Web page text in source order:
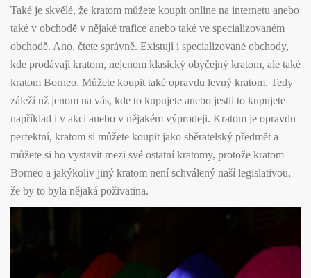
Také je skvělé, že kratom můžete koupit online na internetu anebo
také v obchodě v nějaké trafice anebo také ve specializovaném
obchodě. Ano, čtete správně. Existují i specializované obchody,
kde prodávají kratom, nejenom klasický obyčejný kratom, ale také
kratom Borneo. Můžete koupit také opravdu levný kratom. Tedy
záleží už jenom na vás, kde to kupujete anebo jestli to kupujete
například i v akci anebo v nějakém výprodeji. Kratom je opravdu
perfektní, kratom si můžete koupit jako sběratelský předmět a
můžete si ho vystavit mezi své ostatní kratomy, protože kratom
Borneo a jakýkoliv jiný kratom není schválený naší legislativou,
že by to byla nějaká poživatina.